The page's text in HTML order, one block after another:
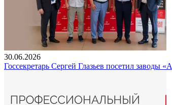
30.06.2026
Госсекретарь Сергей Глазьев посетил заводы